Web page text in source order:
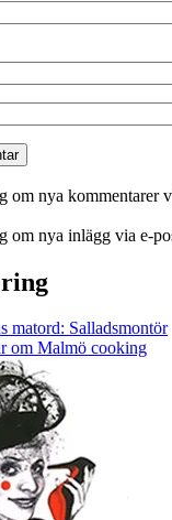
om nya kommentarer
om nya inlägg via e-
matord: Salladsmontör
om Malmö cooking